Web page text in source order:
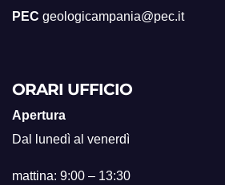
PEC geologicampania@pec.it
ORARI UFFICIO
Apertura
Dal lunedì al venerdì
mattina: 9:00 – 13:30